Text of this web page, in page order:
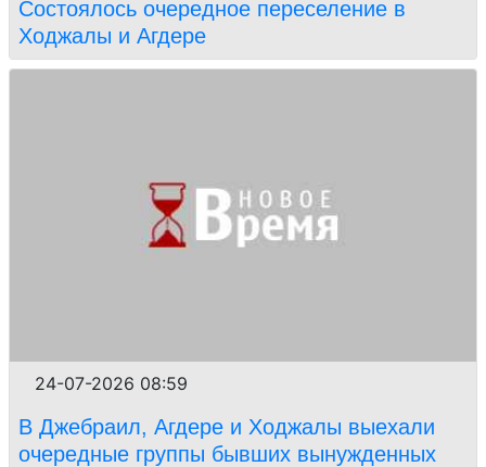
Состоялось очередное переселение в
Ходжалы и Агдере
24-07-2026 08:59
В Джебраил, Агдере и Ходжалы выехали
очередные группы бывших вынужденных